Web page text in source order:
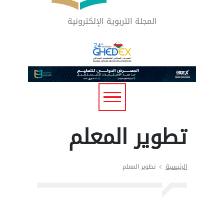
المجلة التربوية الإلكترونية
تطوير المعلم
الرئيسية تطوير المعلم